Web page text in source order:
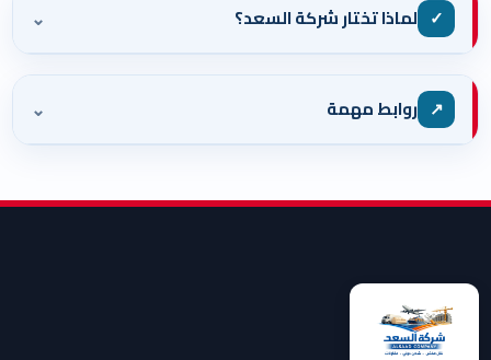
✓ لماذا تختار شركة السعد؟ ⌄
↗ روابط مهمة ⌄